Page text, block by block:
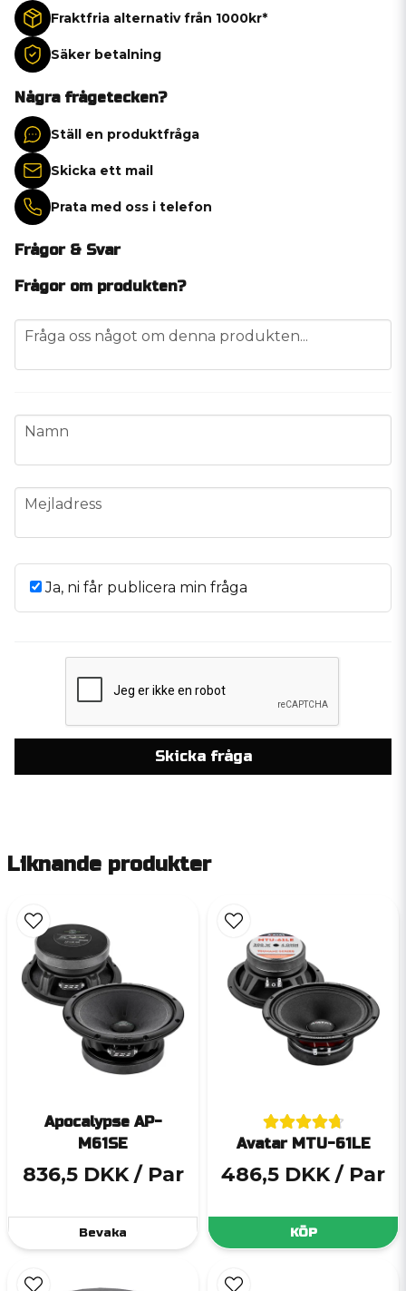
Fraktfria alternativ från 1000kr*
Säker betalning
Några frågetecken?
Ställ en produktfråga
Skicka ett mail
Prata med oss i telefon
Frågor & Svar
Frågor om produkten?
question
Fråga oss något om denna produkten...
name
Namn
email
Mejladress
Ja, ni får publicera min fråga
Skicka fråga
Liknande produkter
Apocalypse AP-
M61SE
836,5 DKK / Par
Bevaka
Avatar MTU-61LE
486,5 DKK / Par
KÖP